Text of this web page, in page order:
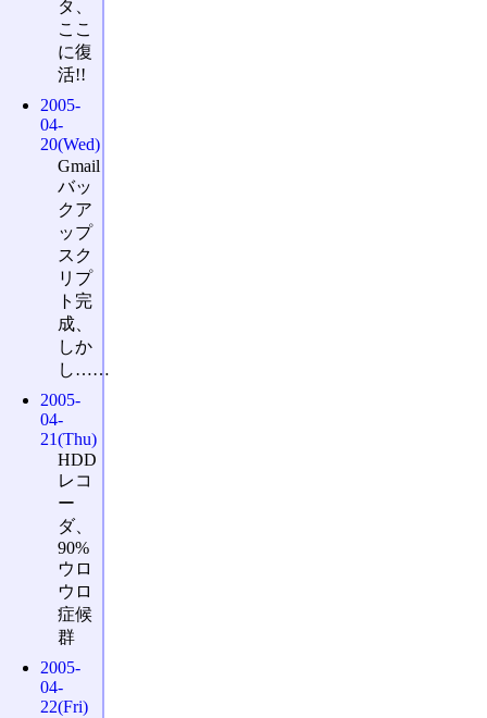
タ、
ここ
に復
活!!
2005-
04-
20(Wed)
Gmail
バッ
クア
ップ
スク
リプ
ト完
成、
しか
し……
2005-
04-
21(Thu)
HDD
レコ
ー
ダ、
90%
ウロ
ウロ
症候
群
2005-
04-
22(Fri)